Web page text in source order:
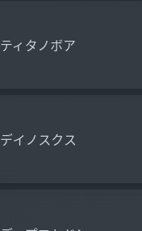
ティタノボア
デイノスクス